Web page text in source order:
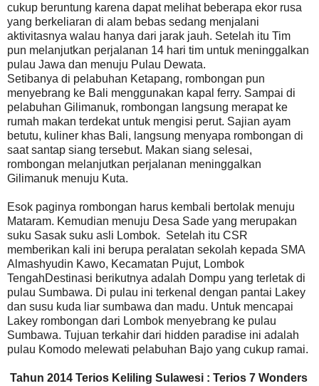
cukup beruntung karena dapat melihat beberapa ekor rusa
yang berkeliaran di alam bebas sedang menjalani
aktivitasnya walau hanya dari jarak jauh. Setelah itu Tim
pun melanjutkan perjalanan 14 hari tim untuk meninggalkan
pulau Jawa dan menuju Pulau Dewata.
Setibanya di pelabuhan Ketapang, rombongan pun
menyebrang ke Bali menggunakan kapal ferry. Sampai di
pelabuhan Gilimanuk, rombongan langsung merapat ke
rumah makan terdekat untuk mengisi perut. Sajian ayam
betutu, kuliner khas Bali, langsung menyapa rombongan di
saat santap siang tersebut. Makan siang selesai,
rombongan melanjutkan perjalanan meninggalkan
Gilimanuk menuju Kuta.
Esok paginya rombongan harus kembali bertolak menuju
Mataram. Kemudian menuju Desa Sade yang merupakan
suku Sasak suku asli Lombok. Setelah itu CSR
memberikan kali ini berupa peralatan sekolah kepada SMA
Almashyudin Kawo, Kecamatan Pujut, Lombok
TengahDestinasi berikutnya adalah Dompu yang terletak di
pulau Sumbawa. Di pulau ini terkenal dengan pantai Lakey
dan susu kuda liar sumbawa dan madu. Untuk mencapai
Lakey rombongan dari Lombok menyebrang ke pulau
Sumbawa. Tujuan terkahir dari hidden paradise ini adalah
pulau Komodo melewati pelabuhan Bajo yang cukup ramai.
Tahun 2014 Terios Keliling Sulawesi : Terios 7 Wonders